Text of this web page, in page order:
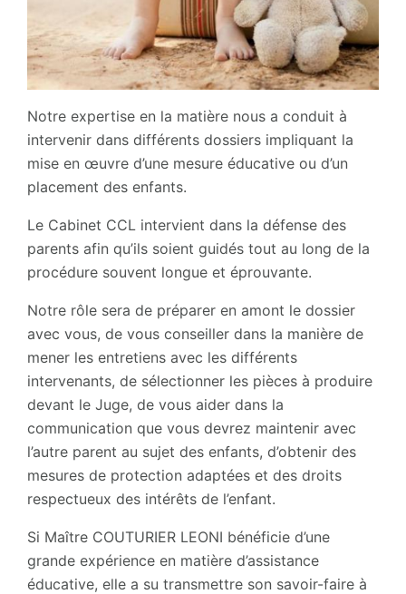
Notre expertise en la matière nous a conduit à
intervenir dans différents dossiers impliquant la
mise en œuvre d’une mesure éducative ou d’un
placement des enfants.
Le Cabinet CCL intervient dans la défense des
parents afin qu’ils soient guidés tout au long de la
procédure souvent longue et éprouvante.
Notre rôle sera de préparer en amont le dossier
avec vous, de vous conseiller dans la manière de
mener les entretiens avec les différents
intervenants, de sélectionner les pièces à produire
devant le Juge, de vous aider dans la
communication que vous devrez maintenir avec
l’autre parent au sujet des enfants, d’obtenir des
mesures de protection adaptées et des droits
respectueux des intérêts de l’enfant.
Si Maître COUTURIER LEONI bénéficie d’une
grande expérience en matière d’assistance
éducative, elle a su transmettre son savoir-faire à